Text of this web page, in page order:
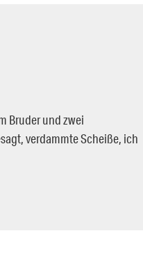
Bruder und zwei
verdammte Scheiße, ich